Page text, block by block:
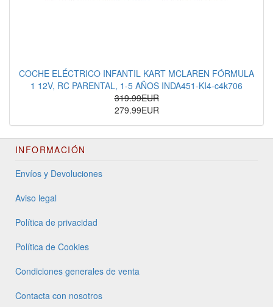
COCHE ELÉCTRICO INFANTIL KART MCLAREN FÓRMULA
1 12V, RC PARENTAL, 1-5 AÑOS INDA451-KI4-c4k706
319.99EUR
279.99EUR
INFORMACIÓN
Envíos y Devoluciones
Aviso legal
Política de privacidad
Política de Cookies
Condiciones generales de venta
Contacta con nosotros